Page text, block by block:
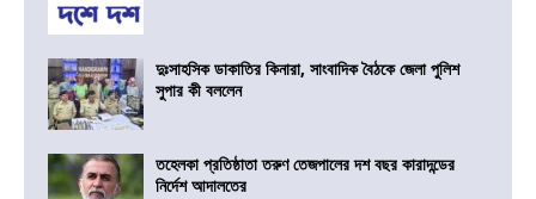
দুঃসাহসিক ডাকাতির কিনারা, সাংবাদিক বৈঠকে জেলা পুলিশ
সুপার কী বললেন
তহেলকা প্রতিষ্ঠাতা তরুণ তেজপালের দশ বছর কারাদন্ডের
নির্দেশ আদালতের